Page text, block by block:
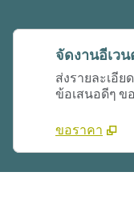
จัดงานอีเว
ส่งรายละเอี
ข้อเสนอดีๆ ขอ
ขอราคา